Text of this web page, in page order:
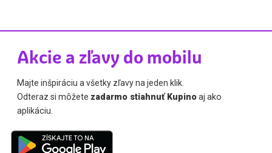
Akcie a zľavy do mobilu
Majte inšpiráciu a všetky zľavy na jeden klik.
Odteraz si môžete zadarmo stiahnuť Kupinoaj ako
aplikáciu.